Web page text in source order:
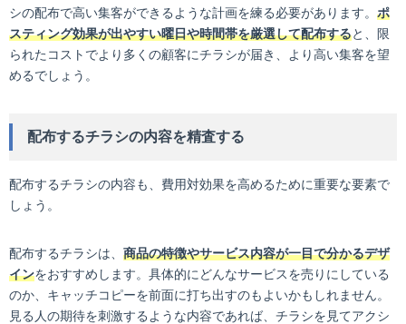
シの配布で高い集客ができるような計画を練る必要があります。 ポ
スティング効果が出やすい曜日や時間帯を厳選して配布すると、限
られたコストでより多くの顧客にチラシが届き、より高い集客を望
めるでしょう。
配布するチラシの内容を精査する
配布するチラシの内容も、費用対効果を高めるために重要な要素で
しょう。
配布するチラシは、 商品の特徴やサービス内容が一目で分かるデザ
インをおすすめします。具体的にどんなサービスを売りにしている
のか、キャッチコピーを前面に打ち出すのもよいかもしれません。
見る人の期待を刺激するような内容であれば、チラシを見てアクシ